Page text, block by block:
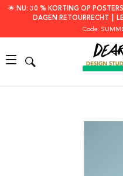
🌟 NU: 30 % KORTING OP
DAGEN RETOURRECHT ┃
Code: